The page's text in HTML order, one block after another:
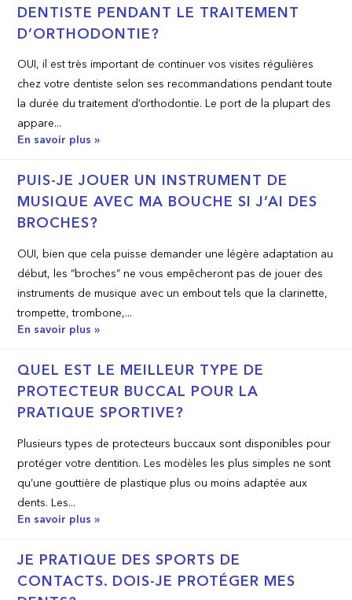
DENTISTE PENDANT LE TRAITEMENT
D’ORTHODONTIE?
OUI, il est très important de continuer vos visites régulières
chez votre dentiste selon ses recommandations pendant toute
la durée du traitement d’orthodontie. Le port de la plupart des
appare...
En savoir plus »
PUIS-JE JOUER UN INSTRUMENT DE
MUSIQUE AVEC MA BOUCHE SI J’AI DES
BROCHES?
OUI, bien que cela puisse demander une légère adaptation au
début, les “broches” ne vous empêcheront pas de jouer des
instruments de musique avec un embout tels que la clarinette,
trompette, trombone,...
En savoir plus »
QUEL EST LE MEILLEUR TYPE DE
PROTECTEUR BUCCAL POUR LA
PRATIQUE SPORTIVE?
Plusieurs types de protecteurs buccaux sont disponibles pour
protéger votre dentition. Les modèles les plus simples ne sont
qu’une gouttière de plastique plus ou moins adaptée aux
dents. Les...
En savoir plus »
JE PRATIQUE DES SPORTS DE
CONTACTS. DOIS-JE PROTÉGER MES